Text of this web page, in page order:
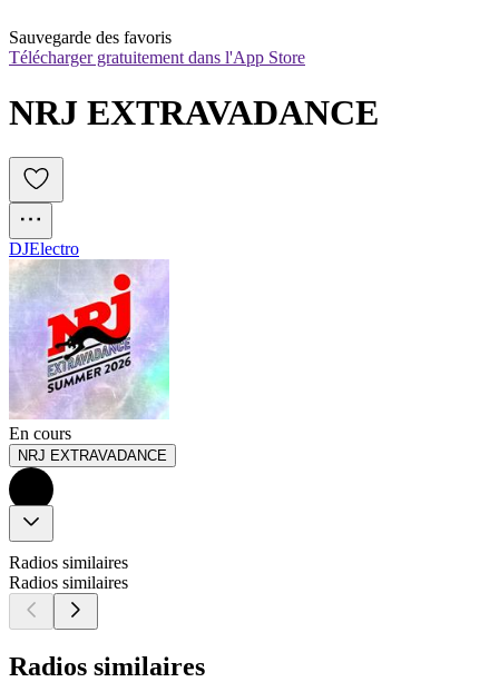
Sauvegarde des favoris
Télécharger gratuitement dans l'App Store
NRJ EXTRAVADANCE
DJElectro
En cours
NRJ EXTRAVADANCE
Radios similaires
Radios similaires
Radios similaires